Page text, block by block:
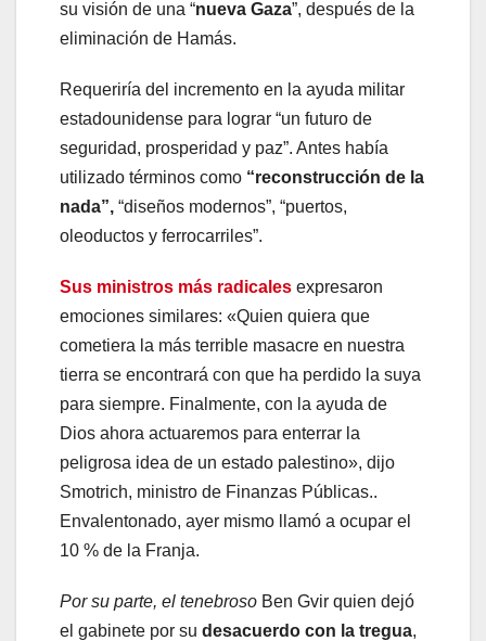
su visión de una “nueva Gaza”, después de la
eliminación de Hamás.
Requeriría del incremento en la ayuda militar
estadounidense para lograr “un futuro de
seguridad, prosperidad y paz”. Antes había
utilizado términos como “reconstrucción de la
nada”, “diseños modernos”, “puertos,
oleoductos y ferrocarriles”.
Sus ministros más radicales expresaron
emociones similares: «Quien quiera que
cometiera la más terrible masacre en nuestra
tierra se encontrará con que ha perdido la suya
para siempre. Finalmente, con la ayuda de
Dios ahora actuaremos para enterrar la
peligrosa idea de un estado palestino», dijo
Smotrich, ministro de Finanzas Públicas..
Envalentonado, ayer mismo llamó a ocupar el
10 % de la Franja.
Por su parte, el tenebroso Ben Gvir quien dejó
el gabinete por su desacuerdo con la tregua,